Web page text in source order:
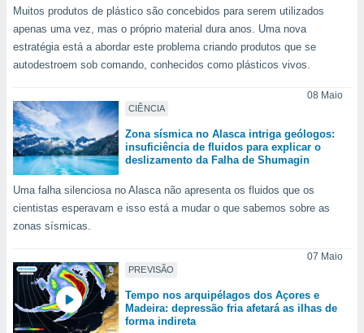
de alta
botão
a
todos os
ou
o
no
um perfil
e
com
Pode
CONTINUAR
CONFIGURAÇÕES
Muitos produtos de plástico são concebidos para serem utilizados
apenas uma vez, mas o próprio material dura anos. Uma nova
estratégia está a abordar este problema criando produtos que se
autodestroem sob comando, conhecidos como plásticos vivos.
CIÊNCIA
08 Maio
Zona sísmica no Alasca intriga geólogos: ​​
insuficiência de fluidos para explicar o
deslizamento da Falha de Shumagin
Uma falha silenciosa no Alasca não apresenta os fluidos que os
cientistas esperavam e isso está a mudar o que sabemos sobre as
zonas sísmicas.
PREVISÃO
07 Maio
Tempo nos arquipélagos dos Açores e
Madeira: depressão fria afetará as ilhas de
forma indireta